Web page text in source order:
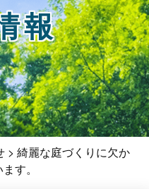
報
> 綺麗な庭づくりに欠か
す。